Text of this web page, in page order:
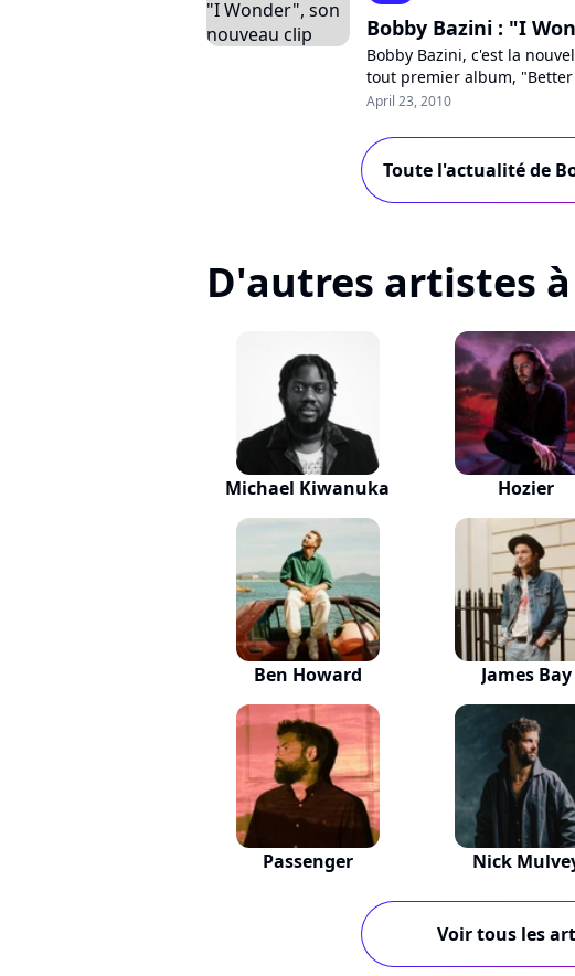
Bobby Bazini : "I
Bobby Bazini, c'est la
tout premier album,
Dans un univers pop/folk/
April 23, 2010
Toute l'actualité de
D'autres artistes
Michael Kiwanuka Hozier
Ben Howard James Bay
Passenger Nick
Voir tous les